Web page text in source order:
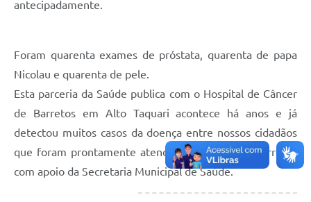
antecipadamente.
Foram quarenta exames de próstata, quarenta de papa
Nicolau e quarenta de pele.
Esta parceria da Saúde publica com o Hospital de Câncer
de Barretos em Alto Taquari acontece há anos e já
detectou muitos casos da doença entre nossos cidadãos
que foram prontamente atendidos pelo HC de Barretos
com apoio da Secretaria Municipal de Saúde.